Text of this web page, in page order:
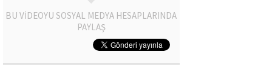
BU VİDEOYU SOSYAL MEDYA HESAPLARINDA
PAYLAŞ